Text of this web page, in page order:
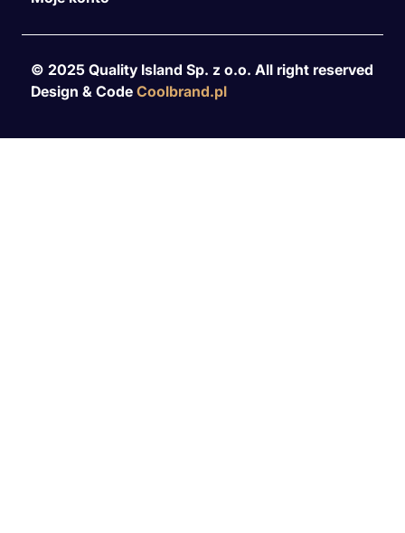
© 2025 Quality Island Sp. z o.o. All right reserved
Design & Code Coolbrand.pl